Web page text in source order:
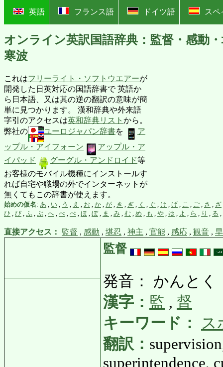
英語 フランス語 ドイツ語 スペ
オンライン英訳国語辞典：監督・感動
寒波
これはフリーライト・ソフトウエアーが
開発した日英対応の国語辞書で 英語か
ら日本語、又は其の逆の翻訳の意味が簡
単に見つかります。 漢和辞典や外来語
字引のアクセスは英和辞典リスト から。
弊社の
ユーロジャパン辞書を
ア
ップル・アイフォーン
アップル・ア
イパッド
グーグル・アンドロイド等
お客様のモバイル機種にインストールす
れば自宅や職場の外でインターネットが
無くてもこの辞書が使えます。
始めの仮名: あ い う え お か が き ぎ く ぐ け げ こ ご さ ざ
ひ
び ふ ぶ へ べ ぺ ほ ぼ, ま み む め も や ゆ よ ら り る
直接アクセス： 監督 , 感動 , 堪忍 , 神主 , 官能 , 感応 , 観音 ,
監督
発音： かんとく
漢字： 監 , 督
キーワード：
ス
翻訳：
superintendence,